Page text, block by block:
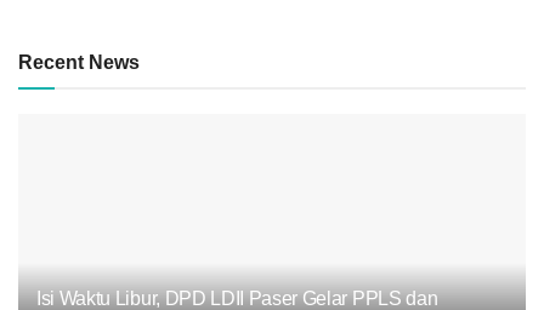
Recent News
Isi Waktu Libur, DPD LDII Paser Gelar PPLS dan